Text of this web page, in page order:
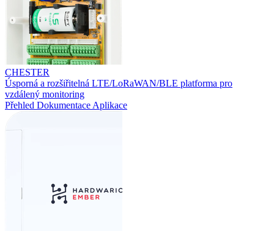
CHESTER
Úsporná a rozšiřitelná LTE/LoRaWAN/BLE platforma pro
vzdálený monitoring
Přehled Dokumentace Aplikace